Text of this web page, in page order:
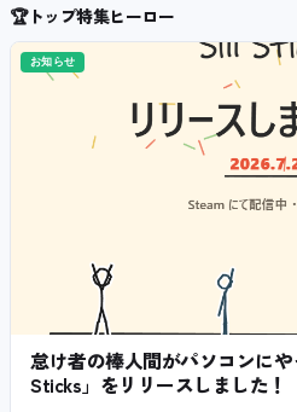
🏆トップ特集ヒーロー
お知らせ
怠け者の棒人間がパソコンに
Sticks」をリリースしました！